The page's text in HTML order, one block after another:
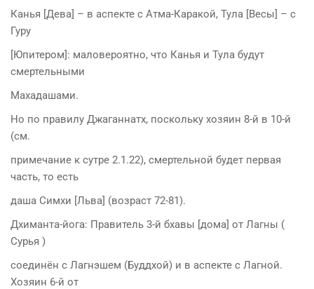
Канья [Дева] – в аспекте с Атма-Каракой, Тула [Весы] – с
Гуру
[Юпитером]: маловероятно, что Канья и Тула будут
смертельными
Махадашами.
Но по правилу Джаганнатх, поскольку хозяин 8-й в 10-й
(см.
примечание к сутре 2.1.22), смертельной будет первая
часть, то есть
даша Симхи [Льва] (возраст 72-81).
Дхиманта-йога: Правитель 3-й бхавы [дома] от Лагны (
Сурья )
соединён с Лагнэшем (Буддхой) и в аспекте с Лагной.
Хозяин 6-й от